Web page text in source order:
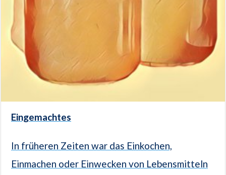
Eingemachtes
In früheren Zeiten war das Einkochen,
Einmachen oder Einwecken von Lebensmitteln